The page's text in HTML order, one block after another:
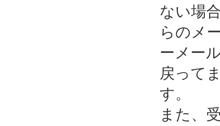
ない場
らのメ
ーメー
戻って
す。
また、